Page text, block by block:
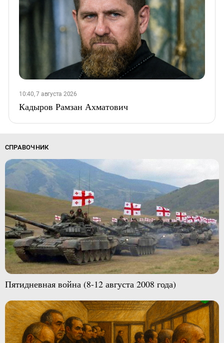
10:40, 7 августа 2026
Кадыров Рамзан Ахматович
СПРАВОЧНИК
Пятидневная война (8-12 августа 2008 года)